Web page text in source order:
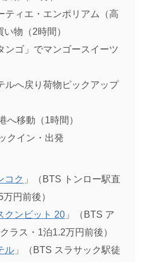
ティエ・エンポリアム（高
物（2時間）
ンゴ」でマンゴースイーツ
ルへ戻り荷物ピックアップ
へ移動（1時間）
クイン・出発
コク 」（BTS トンロー駅直
円前後）
クンビット 20 」（BTS ア
ラス・1泊1.2万円前後）
ル 」（BTS スラサック駅徒